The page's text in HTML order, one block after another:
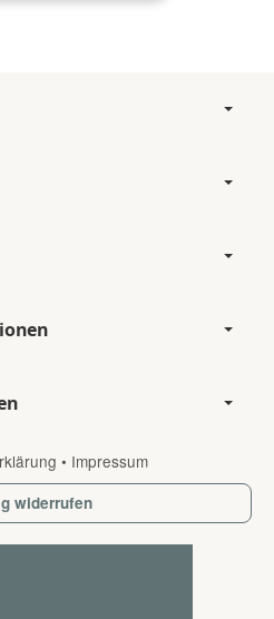
• Impressum
widerrufen